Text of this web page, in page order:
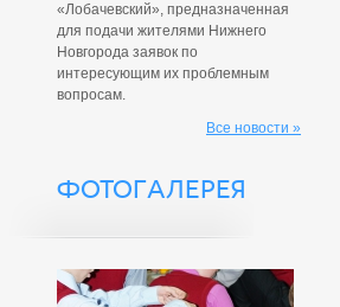
«Лобачевский», предназначенная
для подачи жителями Нижнего
Новгорода заявок по
интересующим их проблемным
вопросам.
Все новости »
ФОТОГАЛЕРЕЯ